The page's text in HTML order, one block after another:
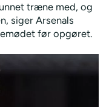
træne med, og
siger Arsenals
før opgøret.